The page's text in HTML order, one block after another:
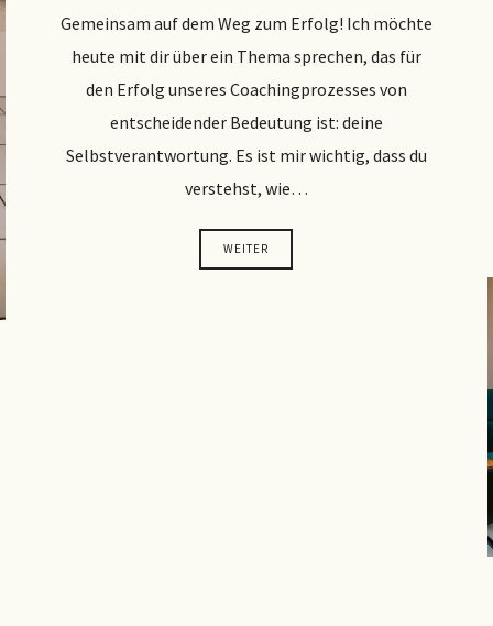
Gemeinsam auf dem Weg zum Erfolg! Ich möchte
heute mit dir über ein Thema sprechen, das für
den Erfolg unseres Coachingprozesses von
entscheidender Bedeutung ist: deine
Selbstverantwortung. Es ist mir wichtig, dass du
verstehst, wie…
WEITER